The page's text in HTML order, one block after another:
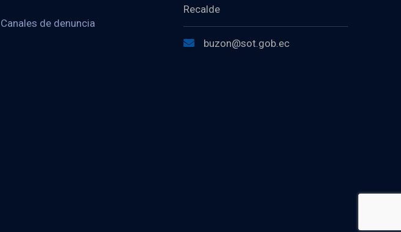
Canales de denuncia
Recalde
buzon@sot.gob.ec